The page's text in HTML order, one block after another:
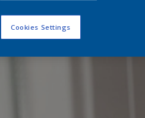
Cookies Settings